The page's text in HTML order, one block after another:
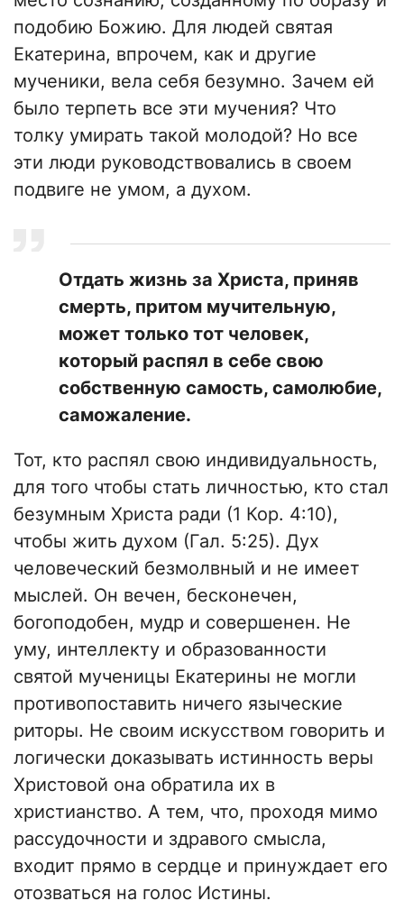
подобию Божию. Для людей святая
Екатерина, впрочем, как и другие
мученики, вела себя безумно. Зачем ей
было терпеть все эти мучения? Что
толку умирать такой молодой? Но все
эти люди руководствовались в своем
подвиге не умом, а духом.
Отдать жизнь за Христа, приняв
смерть, притом мучительную,
может только тот человек,
который распял в себе свою
собственную самость, самолюбие,
саможаление.
Тот, кто распял свою индивидуальность,
для того чтобы стать личностью, кто стал
безумным Христа ради (1 Кор. 4:10),
чтобы жить духом (Гал. 5:25). Дух
человеческий безмолвный и не имеет
мыслей. Он вечен, бесконечен,
богоподобен, мудр и совершенен. Не
уму, интеллекту и образованности
святой мученицы Екатерины не могли
противопоставить ничего языческие
риторы. Не своим искусством говорить и
логически доказывать истинность веры
Христовой она обратила их в
христианство. А тем, что, проходя мимо
рассудочности и здравого смысла,
входит прямо в сердце и принуждает его
отозваться на голос Истины.